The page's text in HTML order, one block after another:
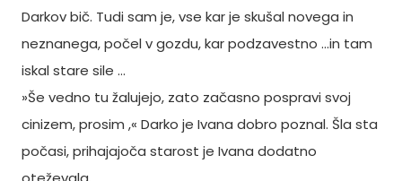
Darkov bič. Tudi sam je, vse kar je skušal novega in
neznanega, počel v gozdu, kar podzavestno ...in tam
iskal stare sile …
»Še vedno tu žalujejo, zato začasno pospravi svoj
cinizem, prosim ,« Darko je Ivana dobro poznal. Šla sta
počasi, prihajajoča starost je Ivana dodatno